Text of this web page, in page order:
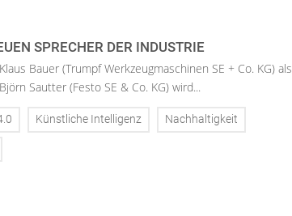
SPRECHER DER INDUSTRIE
Bauer (Trumpf Werkzeugmaschinen SE + Co. KG) als
Sautter (Festo SE & Co. KG) wird...
Künstliche Intelligenz Nachhaltigkeit